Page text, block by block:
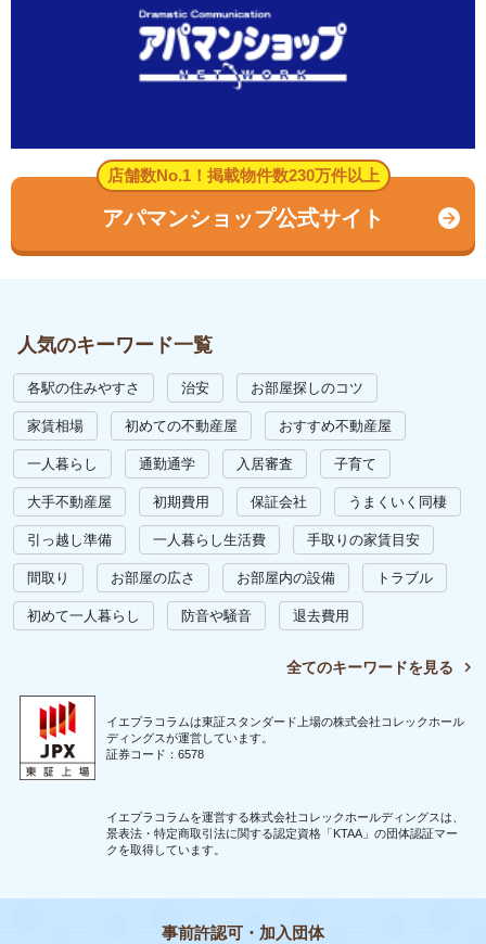
店舗数No.1！掲載物件数230万件以上
アパマンショップ公式サイト
人気のキーワード一覧
各駅の住みやすさ 治安 お部屋探しのコツ
家賃相場 初めての不動産屋 おすすめ不動産屋
一人暮らし 通勤通学 入居審査 子育て
大手不動産屋 初期費用 保証会社 うまくいく同棲
引っ越し準備 一人暮らし生活費 手取りの家賃目安
間取り お部屋の広さ お部屋内の設備 トラブル
初めて一人暮らし 防音や騒音 退去費用
全てのキーワードを見る
イエプラコラムは東証スタンダード上場の株式会社コレックホール
ディングスが運営しています。
証券コード：6578
イエプラコラムを運営する株式会社コレックホールディングスは、
景表法・特定商取引法に関する認定資格「KTAA」の団体認証マー
クを取得しています。
事前許認可・加入団体